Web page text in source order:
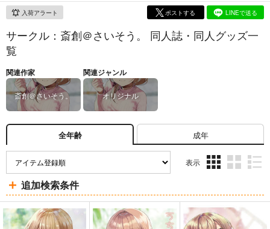
入荷アラート ポストする LINEで送る
サークル：斎創＠さいそう。 同人誌・同人グッズ一
覧
関連作家
斎創＠さいそう。
関連ジャンル
オリジナル
全年齢 成年
表示
ム
表
示
ム
表
示
ム
表
追加検索条件